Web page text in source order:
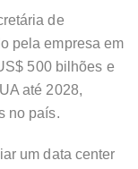
de
pela empresa em
500 bilhões e
até 2028,
no país.
um data center